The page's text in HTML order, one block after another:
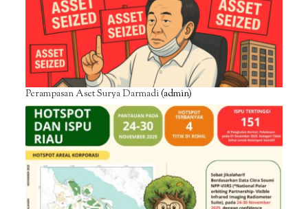
Perampasan Aset Surya Darmadi(admin)